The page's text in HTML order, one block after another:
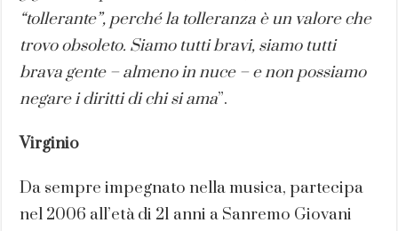
“tollerante”, perché la tolleranza è un valore che
trovo obsoleto. Siamo tutti bravi, siamo tutti
brava gente – almeno in nuce – e non possiamo
negare i diritti di chi si ama”.
Virginio
Da sempre impegnato nella musica, partecipa
nel 2006 all’età di 21 anni a Sanremo Giovani